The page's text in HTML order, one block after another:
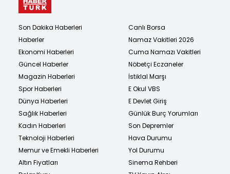
Son Dakika Haberleri
Haberler
Ekonomi Haberleri
Güncel Haberler
Magazin Haberleri
Spor Haberleri
Dünya Haberleri
Sağlık Haberleri
Kadın Haberleri
Teknoloji Haberleri
Memur ve Emekli Haberleri
Altın Fiyatları
Canlı Borsa
Namaz Vakitleri 2026
Cuma Namazı Vakitleri
Nöbetçi Eczaneler
İstiklal Marşı
E Okul VBS
E Devlet Giriş
Günlük Burç Yorumları
Son Depremler
Hava Durumu
Yol Durumu
Sinema Rehberi